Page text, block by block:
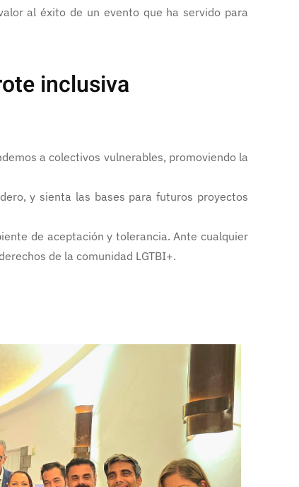
al éxito de un evento que ha servido para
inclusiva
a colectivos vulnerables, promoviendo la
y sienta las bases para futuros proyectos
de aceptación y tolerancia. Ante cualquier
de la comunidad LGTBI+.